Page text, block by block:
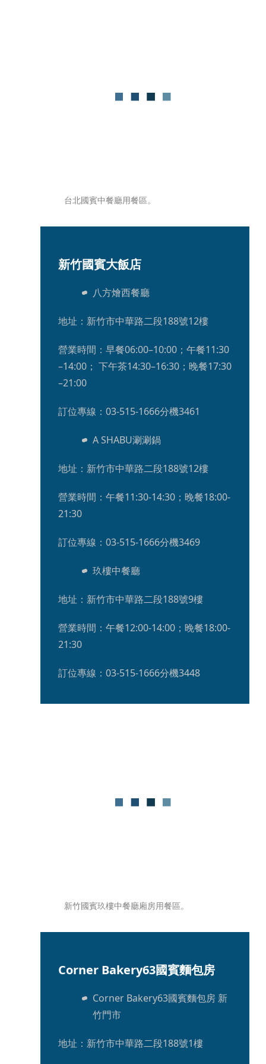
台北國賓中餐廳用餐區。
新竹國賓大飯店
八方燴西餐廳
地址：新竹市中華路二段188號12樓
營業時間：早餐06:00–10:00；午餐11:30
–14:00； 下午茶14:30–16:30；晚餐17:30
–21:00
訂位專線：03-515-1666分機3461
A SHABU涮涮鍋
地址：新竹市中華路二段188號12樓
營業時間：午餐11:30-14:30；晚餐18:00-
21:30
訂位專線：03-515-1666分機3469
玖樓中餐廳
地址：新竹市中華路二段188號9樓
營業時間：午餐12:00-14:00；晚餐18:00-
21:30
訂位專線：03-515-1666分機3448
新竹國賓玖樓中餐廳廂房用餐區。
Corner Bakery63國賓麵包房
Corner Bakery63國賓麵包房 新
竹門市
地址：新竹市中華路二段188號1樓